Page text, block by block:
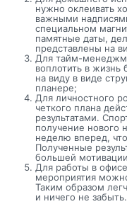
нужно оклеивать
важными
специальном
памятные даты,
представлены на
Для тайм-
воплотить в жизнь
на виду в виде
планере;
Для личностного
четкого плана
результатами.
получение нового
неделю вперед,
Полученные
большей
Для работы в
мероприятия
Таким образом
и ничего не забыть.